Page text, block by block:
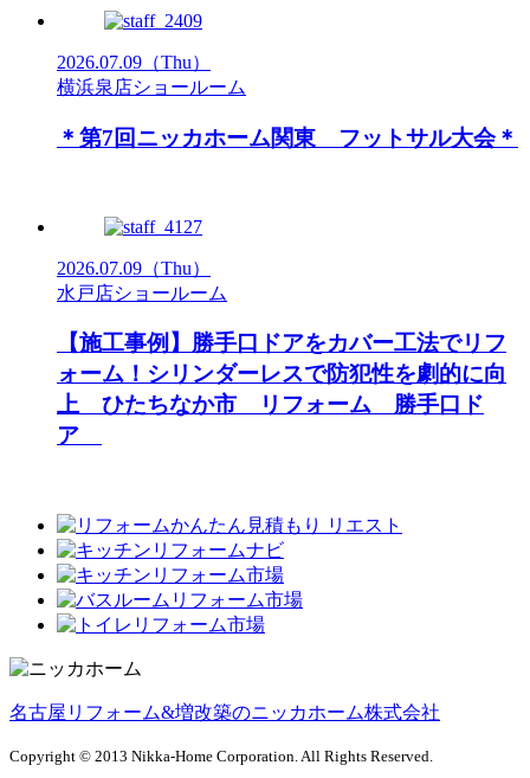
2026.07.09 （Thu）
横浜泉店ショールーム
＊第7回ニッカホーム関東 フットサル大会＊
2026.07.09 （Thu）
水戸店ショールーム
【施工事例】勝手口ドアをカバー工法でリフ
ォーム！シリンダーレスで防犯性を劇的に向
上 ひたちなか市 リフォーム 勝手口ド
ア
名古屋リフォーム&増改築のニッカホーム株式会社
Copyright © 2013 Nikka-Home Corporation. All Rights Reserved.